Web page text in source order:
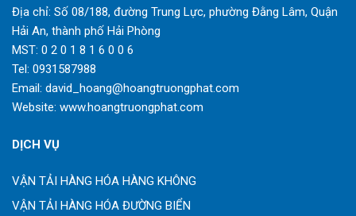
Địa chỉ: Số 08/188, đường Trung Lực, phường Đằng Lâm, Quận
Hải An, thành phố Hải Phòng
MST: 0 2 0 1 8 1 6 0 0 6
Tel: 0931587988
Email: david_hoang@hoangtruongphat.com
Website: www.hoangtruongphat.com
DỊCH VỤ
VẬN TẢI HÀNG HÓA HÀNG KHÔNG
VẬN TẢI HÀNG HÓA ĐƯỜNG BIỂN